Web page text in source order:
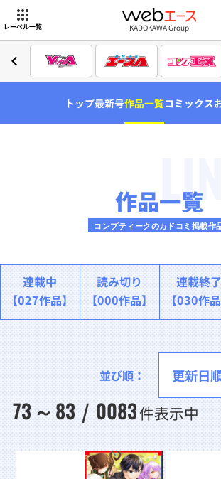
レーベル一覧 webエース
KADOKAWA Group
トップ最新号作品一覧コミックス
作品一覧
コンプティークのカドコミ掲載作
連載中
【027作品】
読み切り
【000作品】
連載終了
【030作品
73 ～ 83 / 0083件表示中
並び順：